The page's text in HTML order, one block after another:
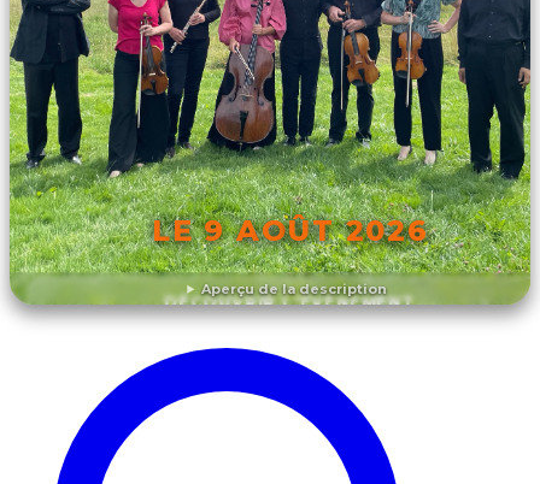
Aperçu de la description
LE 9 AOÛT 2026
DÉCOUVRIR L'ÉVÉNEMENT